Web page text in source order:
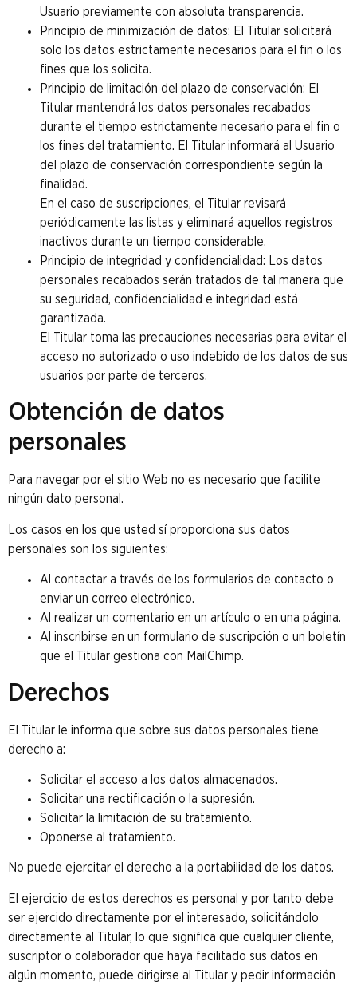
Usuario previamente con absoluta transparencia.
Principio de minimización de datos: El Titular solicitará
solo los datos estrictamente necesarios para el fin o los
fines que los solicita.
Principio de limitación del plazo de conservación: El
Titular mantendrá los datos personales recabados
durante el tiempo estrictamente necesario para el fin o
los fines del tratamiento. El Titular informará al Usuario
del plazo de conservación correspondiente según la
finalidad.
En el caso de suscripciones, el Titular revisará
periódicamente las listas y eliminará aquellos registros
inactivos durante un tiempo considerable.
Principio de integridad y confidencialidad: Los datos
personales recabados serán tratados de tal manera que
su seguridad, confidencialidad e integridad está
garantizada.
El Titular toma las precauciones necesarias para evitar el
acceso no autorizado o uso indebido de los datos de sus
usuarios por parte de terceros.
Obtención de datos
personales
Para navegar por el sitio Web no es necesario que facilite
ningún dato personal.
Los casos en los que usted sí proporciona sus datos
personales son los siguientes:
Al contactar a través de los formularios de contacto o
enviar un correo electrónico.
Al realizar un comentario en un artículo o en una página.
Al inscribirse en un formulario de suscripción o un boletín
que el Titular gestiona con MailChimp.
Derechos
El Titular le informa que sobre sus datos personales tiene
derecho a:
Solicitar el acceso a los datos almacenados.
Solicitar una rectificación o la supresión.
Solicitar la limitación de su tratamiento.
Oponerse al tratamiento.
No puede ejercitar el derecho a la portabilidad de los datos.
El ejercicio de estos derechos es personal y por tanto debe
ser ejercido directamente por el interesado, solicitándolo
directamente al Titular, lo que significa que cualquier cliente,
suscriptor o colaborador que haya facilitado sus datos en
algún momento, puede dirigirse al Titular y pedir información